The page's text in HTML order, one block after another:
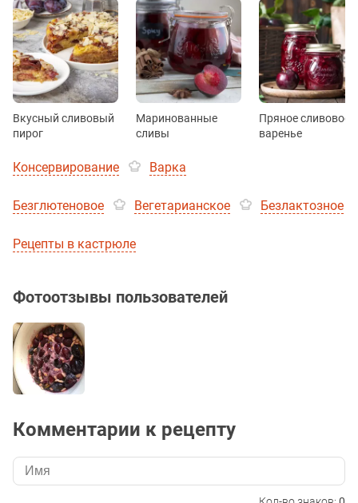
Вкусный сливовый
пирог
Маринованные
сливы
Пряное сливовое
варенье
Консервирование Варка
Безглютеновое Вегетарианское Безлактозное
Рецепты в кастрюле
Фотоотзывы пользователей
Комментарии к рецепту